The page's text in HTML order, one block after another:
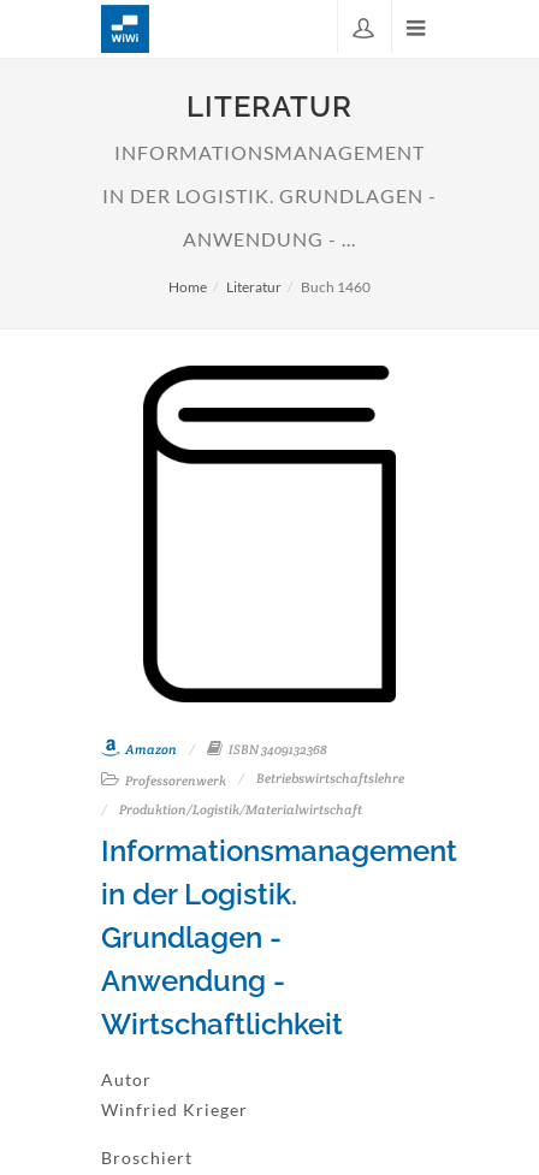
LITERATUR
INFORMATIONSMANAGEMENT
IN DER LOGISTIK. GRUNDLAGEN -
ANWENDUNG - ...
Home Literatur Buch 1460
Amazon
ISBN 3409132368
Professorenwerk
Betriebswirtschaftslehre
Produktion/Logistik/Materialwirtschaft
Informationsmanagement
in der Logistik.
Grundlagen -
Anwendung -
Wirtschaftlichkeit
Autor
Winfried Krieger
Broschiert